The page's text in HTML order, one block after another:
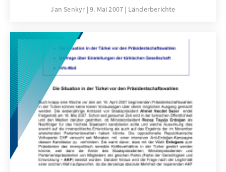
erschüttert hat. Einen Ausweg aus der Krise
bringen.
Jan Senkyr 9. Mai 2007 Länderberichte